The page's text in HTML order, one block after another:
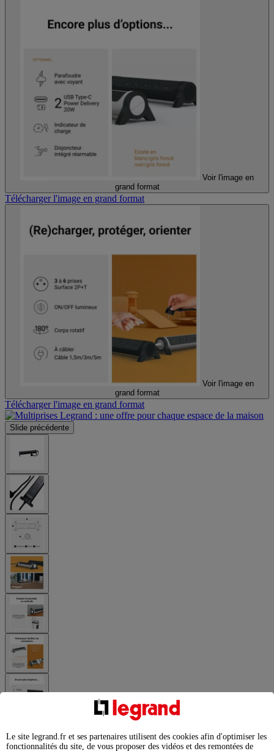
Voir l'image en
grand format
Télécharger l'image en grand format
Voir l'image en
grand format
Télécharger l'image en grand format
Slide précédente
Le site legrand.fr et ses partenaires utilisent des cookies afin d'optimiser les
fonctionnalités du site, de vous proposer des vidéos et des remontées de